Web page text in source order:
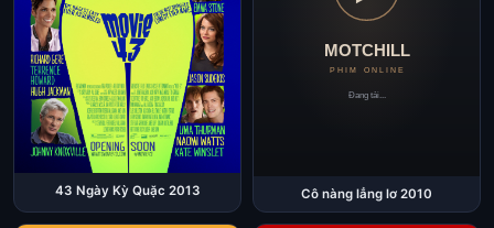
43 Ngày Kỳ Quặc 2013 Cô nàng lẳng lơ 2010